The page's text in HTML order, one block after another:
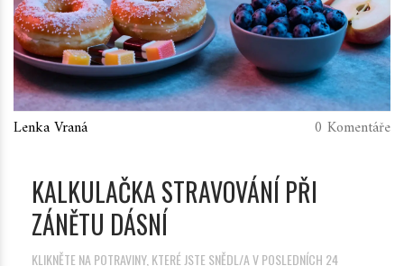
Lenka Vraná 0 Komentáře
KALKULAČKA STRAVOVÁNÍ PŘI
ZÁNĚTU DÁSNÍ
KLIKNĚTE NA POTRAVINY, KTERÉ JSTE SNĚDL/A V POSLEDNÍCH 24